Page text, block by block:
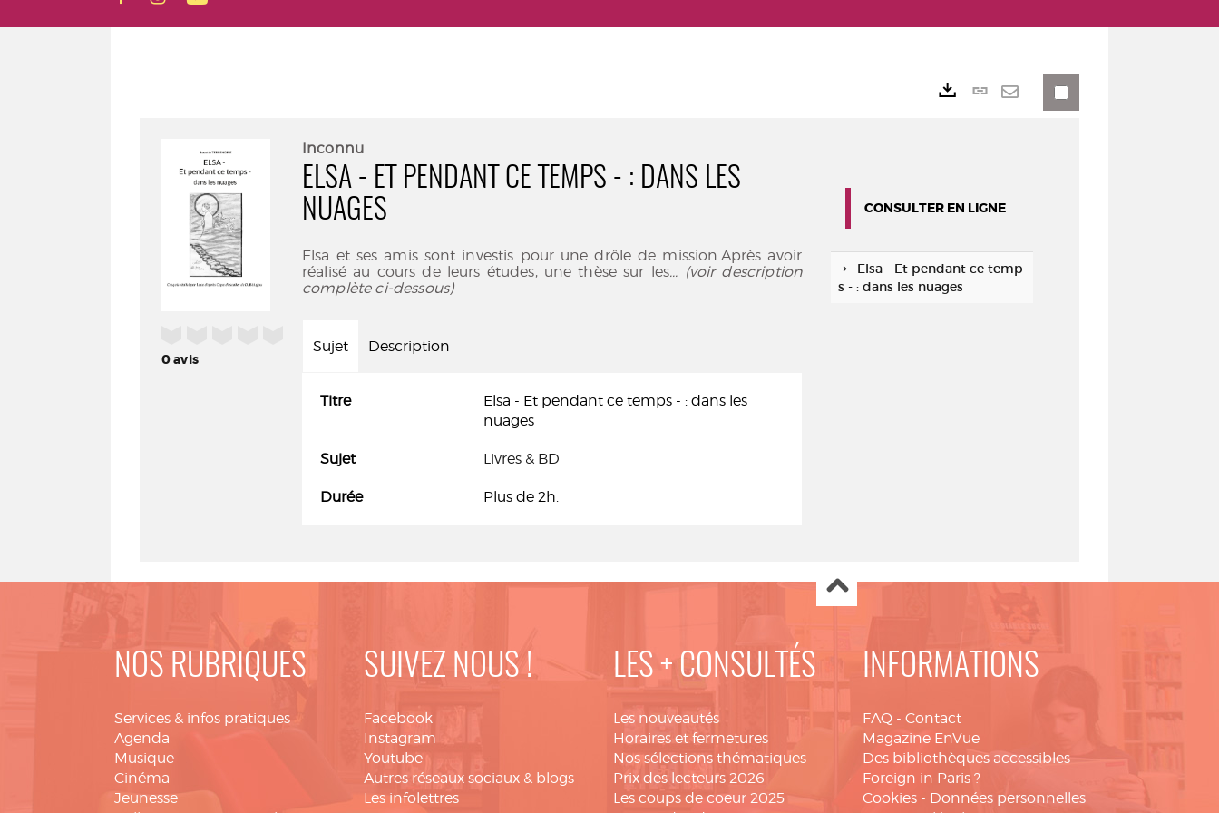
0avis
Inconnu
ELSA - ET PENDANT CE TEMPS - : DANS LES
NUAGES
Elsa et ses amis sont investis pour une drôle de mission.Après avoir
réalisé au cours de leurs études, une thèse sur les... (voir description
complète ci-dessous)
Sujet Description
Titre
Elsa - Et pendant ce temps - : dans les
nuages
Sujet Livres & BD
Durée Plus de 2h.
Lien
CONSULTER EN LIGNE
Elsa - Et pendant ce temp
s - : dans les nuages
NOS RUBRIQUES
Services & infos pratiques
Agenda
Musique
Cinéma
Jeunesse
SUIVEZ NOUS !
Facebook
Instagram
Youtube
Autres réseaux sociaux & blogs
Les infolettres
LES + CONSULTÉS
Les nouveautés
Horaires et fermetures
Nos sélections thématiques
Prix des lecteurs 2026
Les coups de coeur 2025
INFORMATIONS
FAQ - Contact
Magazine EnVue
Des bibliothèques accessibles
Foreign in Paris ?
Cookies - Données personnelles